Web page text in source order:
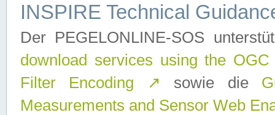
INSPIRE Technical
Der PEGELONLINE-SOS
download services using the
Filter Encoding
↗ sowie die
Measurements and Sensor Web